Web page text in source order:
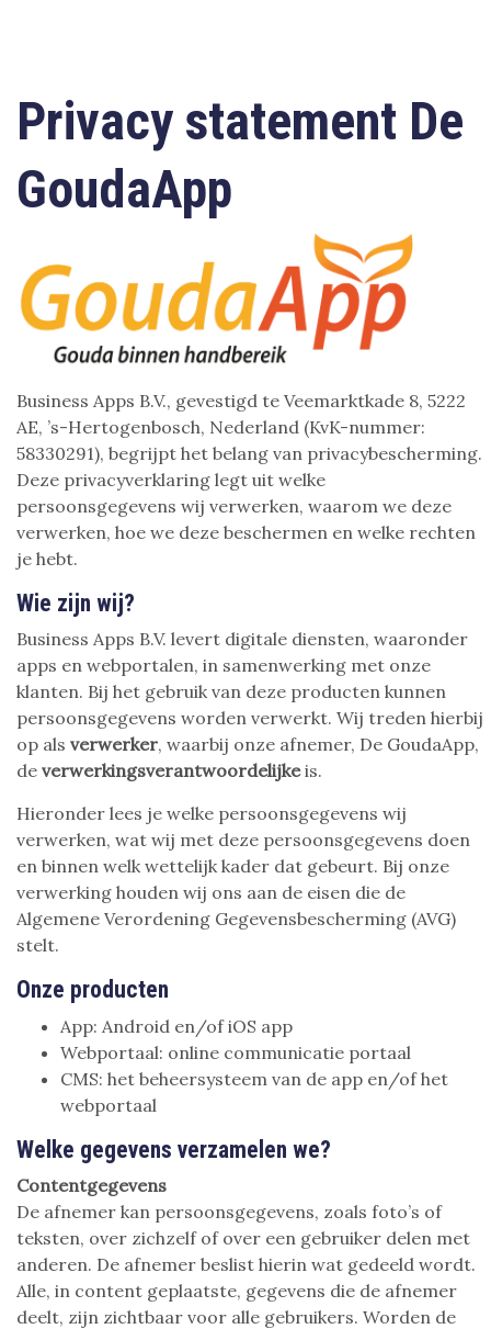
Privacy statement De
GoudaApp
Business Apps B.V., gevestigd te Veemarktkade 8, 5222
AE, ’s-Hertogenbosch, Nederland (KvK-nummer:
58330291), begrijpt het belang van privacybescherming.
Deze privacyverklaring legt uit welke
persoonsgegevens wij verwerken, waarom we deze
verwerken, hoe we deze beschermen en welke rechten
je hebt.
Wie zijn wij?
Business Apps B.V. levert digitale diensten, waaronder
apps en webportalen, in samenwerking met onze
klanten. Bij het gebruik van deze producten kunnen
persoonsgegevens worden verwerkt. Wij treden hierbij
op als verwerker, waarbij onze afnemer, De GoudaApp,
de verwerkingsverantwoordelijkeis.
Hieronder lees je welke persoonsgegevens wij
verwerken, wat wij met deze persoonsgegevens doen
en binnen welk wettelijk kader dat gebeurt. Bij onze
verwerking houden wij ons aan de eisen die de
Algemene Verordening Gegevensbescherming (AVG)
stelt.
Onze producten
App: Android en/of iOS app
Webportaal: online communicatie portaal
CMS: het beheersysteem van de app en/of het
webportaal
Welke gegevens verzamelen we?
Contentgegevens
De afnemer kan persoonsgegevens, zoals foto’s of
teksten, over zichzelf of over een gebruiker delen met
anderen. De afnemer beslist hierin wat gedeeld wordt.
Alle, in content geplaatste, gegevens die de afnemer
deelt, zijn zichtbaar voor alle gebruikers. Worden de